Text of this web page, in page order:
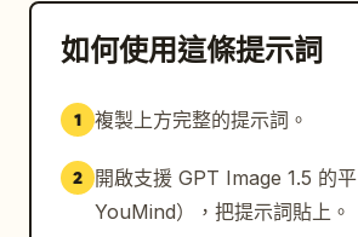
如何使用這條提示詞
1 複製上方完整的提示詞。
2
開啟支援 GPT Image 1.5 的
YouMind），把提示詞貼上。